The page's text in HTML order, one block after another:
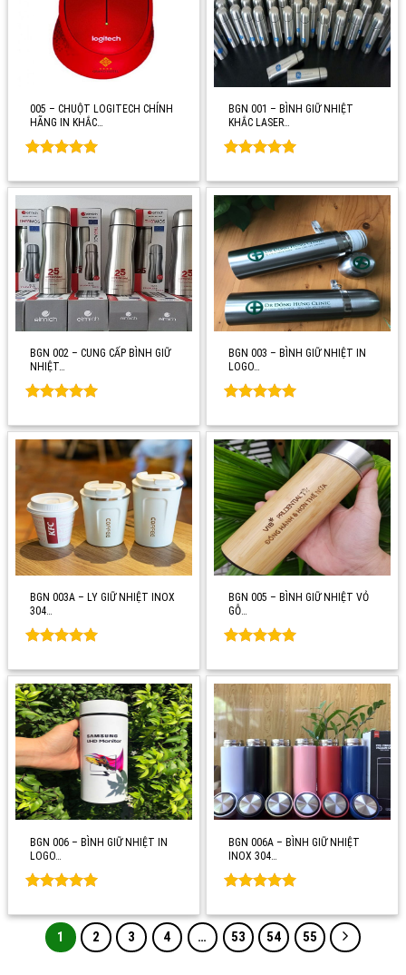
005 – CHUỘT LOGITECH CHÍNH
HÃNG IN KHẮC…
out of 5
BGN 001 – BÌNH GIỮ NHIỆT
KHẮC LASER…
out of 5
BGN 002 – CUNG CẤP BÌNH GIỮ
NHIỆT…
out of 5
BGN 003 – BÌNH GIỮ NHIỆT IN
LOGO…
out of 5
BGN 003A – LY GIỮ NHIỆT INOX
304…
out of 5
BGN 005 – BÌNH GIỮ NHIỆT VỎ
GỖ…
out of 5
BGN 006 – BÌNH GIỮ NHIỆT IN
LOGO…
out of 5
BGN 006A – BÌNH GIỮ NHIỆT
INOX 304…
out of 5
1 2 3 4 … 53 54 55